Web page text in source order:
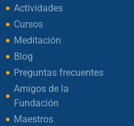
Actividades
Cursos
Meditación
Blog
Preguntas frecuentes
Amigos de la
Fundación
Maestros